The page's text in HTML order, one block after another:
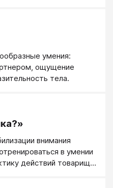
группой.
умения:
ощущение
тела.
внимания
в умении
действий товарища